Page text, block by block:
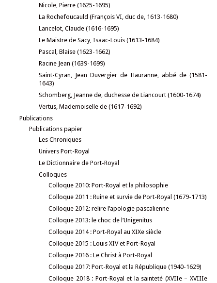
Nicole, Pierre (1625-1695)
La Rochefoucauld (François VI, duc de, 1613-1680)
Lancelot, Claude (1616-1695)
Le Maistre de Sacy, Isaac-Louis (1613-1684)
Pascal, Blaise (1623-1662)
Racine Jean (1639-1699)
Saint-Cyran, Jean Duvergier de Hauranne, abbé de (1581-
1643)
Schomberg, Jeanne de, duchesse de Liancourt (1600-1674)
Vertus, Mademoiselle de (1617-1692)
Publications
Publications papier
Les Chroniques
Univers Port-Royal
Le Dictionnaire de Port-Royal
Colloques
Colloque 2010: Port-Royal et la philosophie
Colloque 2011 : Ruine et survie de Port-Royal (1679-1713)
Colloque 2012: relire l’apologie pascalienne
Colloque 2013: le choc de l’Unigenitus
Colloque 2014 : Port-Royal au XIXe siècle
Colloque 2015 : Louis XIV et Port-Royal
Colloque 2016 : Le Christ à Port-Royal
Colloque 2017: Port-Royal et la République (1940-1629)
Colloque 2018 : Port-Royal et la sainteté (XVIIe – XVIIIe